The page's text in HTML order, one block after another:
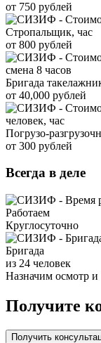
от 750 рублей
Стропальщик, час
от 800 рублей
Бригада
от 40,000 рублей
Погрузо-
от 300 рублей
Всегда в деле
Работаем
Круглосуточно
Бригада
из 24 человек
Назначим осмотр и
Получите
Получить